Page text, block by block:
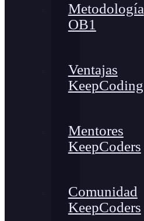
Metodología
OB1
Ventajas
KeepCoding
Mentores
KeepCoders
Comunidad
KeepCoders